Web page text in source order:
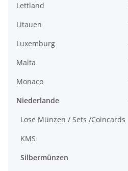
Lettland
Litauen
Luxemburg
Malta
Monaco
Niederlande
Lose Münzen / Sets /Coincards
KMS
Silbermünzen